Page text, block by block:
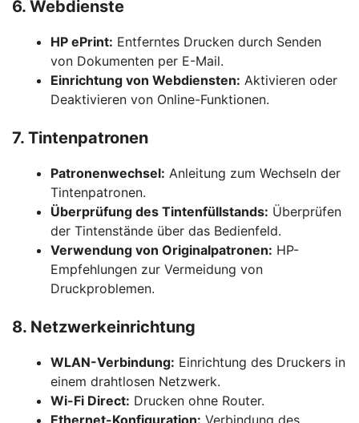
6. Webdienste
HP ePrint: Entferntes Drucken durch Senden
von Dokumenten per E-Mail.
Einrichtung von Webdiensten: Aktivieren oder
Deaktivieren von Online-Funktionen.
7. Tintenpatronen
Patronenwechsel: Anleitung zum Wechseln der
Tintenpatronen.
Überprüfung des Tintenfüllstands: Überprüfen
der Tintenstände über das Bedienfeld.
Verwendung von Originalpatronen: HP-
Empfehlungen zur Vermeidung von
Druckproblemen.
8. Netzwerkeinrichtung
WLAN-Verbindung: Einrichtung des Druckers in
einem drahtlosen Netzwerk.
Wi-Fi Direct: Drucken ohne Router.
Ethernet-Konfiguration: Verbindung des